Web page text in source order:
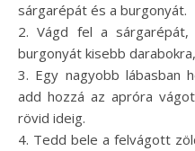
sárgarépát és a burgonyát.
2. Vágd fel a sárgarépát,
burgonyát kisebb
3. Egy nagyobb lábasban
add hozzá az apróra
rövid ideig.
4. Tedd bele a felvágott